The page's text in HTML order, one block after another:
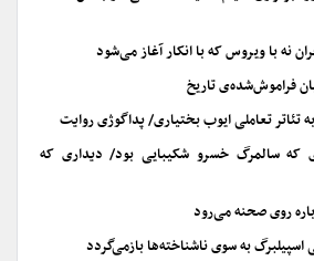
نه با ویروس که با انکار آغاز می‌شود
فراموش‌شده‌ی تاریخ
تئاتر تعاملی ایوب بختیاری/ پداگوژی روایت
۲۸ تیری که سالمرگ خسرو شکیبایی بود/ دیداری که
روی صحنه می‌رود
به سوی ناشناخته‌ها بازمی‌گردد